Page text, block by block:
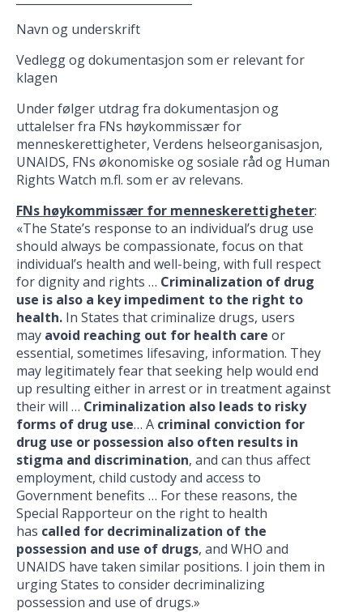
Navn og underskrift
Vedlegg og dokumentasjon som er relevant for
klagen
Under følger utdrag fra dokumentasjon og
uttalelser fra FNs høykommissær for
menneskerettigheter, Verdens helseorganisasjon,
UNAIDS, FNs økonomiske og sosiale råd og Human
Rights Watch m.fl. som er av relevans.
FNs høykommissær for menneskerettigheter:
«The State’s response to an individual’s drug use
should always be compassionate, focus on that
individual’s health and well-being, with full respect
for dignity and rights … Criminalization of drug
use is also a key impediment to the right to
health. In States that criminalize drugs, users
may avoid reaching out for health care or
essential, sometimes lifesaving, information. They
may legitimately fear that seeking help would end
up resulting either in arrest or in treatment against
their will … Criminalization also leads to risky
forms of drug use… A criminal conviction for
drug use or possession also often results in
stigma and discrimination, and can thus affect
employment, child custody and access to
Government benefits … For these reasons, the
Special Rapporteur on the right to health
has called for decriminalization of the
possession and use of drugs, and WHO and
UNAIDS have taken similar positions. I join them in
urging States to consider decriminalizing
possession and use of drugs.»